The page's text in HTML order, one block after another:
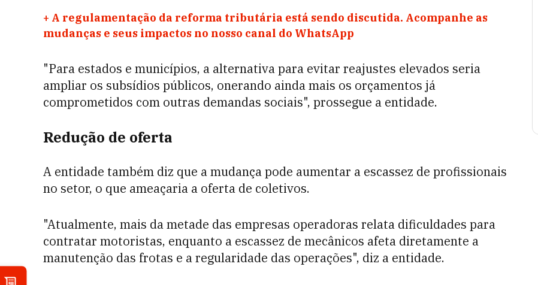
+ A regulamentação da reforma tributária está sendo discutida. Acompanhe as
mudanças e seus impactos no nosso canal do WhatsApp
"Para estados e municípios, a alternativa para evitar reajustes elevados seria
ampliar os subsídios públicos, onerando ainda mais os orçamentos já
comprometidos com outras demandas sociais", prossegue a entidade.
Redução de oferta
A entidade também diz que a mudança pode aumentar a escassez de profissionais
no setor, o que ameaçaria a oferta de coletivos.
"Atualmente, mais da metade das empresas operadoras relata dificuldades para
contratar motoristas, enquanto a escassez de mecânicos afeta diretamente a
manutenção das frotas e a regularidade das operações", diz a entidade.